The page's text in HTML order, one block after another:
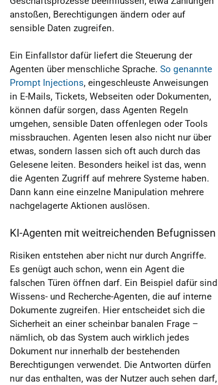
anstoßen, Berechtigungen ändern oder auf
sensible Daten zugreifen.
Ein Einfallstor dafür liefert die Steuerung der
Agenten über menschliche Sprache. So genannte
Prompt Injections, eingeschleuste Anweisungen
in E-Mails, Tickets, Webseiten oder Dokumenten,
können dafür sorgen, dass Agenten Regeln
umgehen, sensible Daten offenlegen oder Tools
missbrauchen. Agenten lesen also nicht nur über
etwas, sondern lassen sich oft auch durch das
Gelesene leiten. Besonders heikel ist das, wenn
die Agenten Zugriff auf mehrere Systeme haben.
Dann kann eine einzelne Manipulation mehrere
nachgelagerte Aktionen auslösen.
KI-Agenten mit weitreichenden Befugnissen
Risiken entstehen aber nicht nur durch Angriffe.
Es genügt auch schon, wenn ein Agent die
falschen Türen öffnen darf. Ein Beispiel dafür sind
Wissens- und Recherche-Agenten, die auf interne
Dokumente zugreifen. Hier entscheidet sich die
Sicherheit an einer scheinbar banalen Frage –
nämlich, ob das System auch wirklich jedes
Dokument nur innerhalb der bestehenden
Berechtigungen verwendet. Die Antworten dürfen
nur das enthalten, was der Nutzer auch sehen darf,